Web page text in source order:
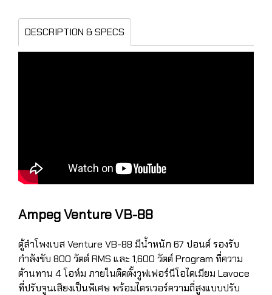
DESCRIPTION & SPECS
Ampeg Venture VB-88
ตู้ลำโพงเบส Venture VB-88 มีน้ำหนัก 67 ปอนด์ รองรับ
กำลังขับ 800 วัตต์ RMS และ 1,600 วัตต์ Program ที่ความ
ต้านทาน 4 โอห์ม ภายในติดตั้งวูฟเฟอร์นีโอไดเมียม Lavoce
ที่ปรับจูนเสียงเป็นพิเศษ พร้อมไดรเวอร์ความถี่สูงแบบปรับ